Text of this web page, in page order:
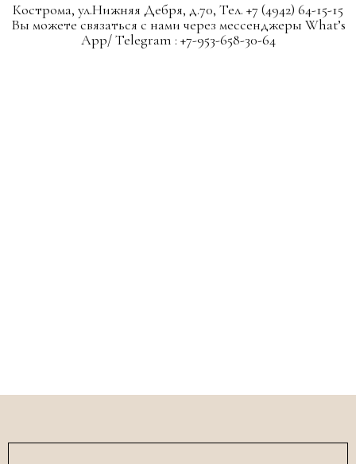
Кострома, ул.Нижняя Дебря, д.70, Тел. +7 (4942) 64-15-15
Вы можете связаться с нами через мессенджеры What’s
App/ Telegram : +7-953-658-30-64